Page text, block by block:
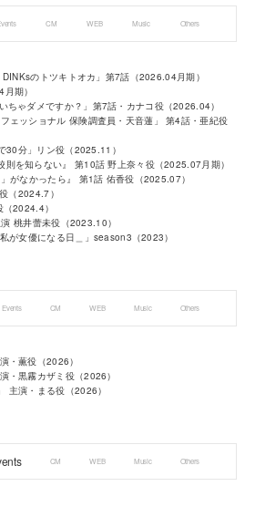
CM WEB Music Others
のトツキトオカ」第7話（2026.04月期）
期）
ちゃダメですか？」第7話・カナコ役（2026.04）
ェッショナル 保険調査員・天音蓮」 第4話・亜紀役
30分」リン役（2025.11）
則を知らない』 第10話 野上奈々役（2025.07月期）
がなかったら』 第1話 佑香役（2025.07）
（2024.7）
2024.4）
桃井蕾未役（2023.10）
が女優になる日＿」season3（2023）
Events CM WEB Music Others
・薫役（2026）
・黒霧カザミ役（2026）
主演・まる役（2026）
CM WEB Music Others